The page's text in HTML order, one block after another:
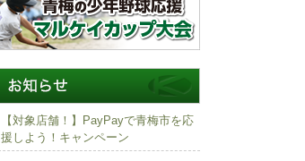
【対象店舗！】PayPayで青梅市を応
援しよう！キャンペーン